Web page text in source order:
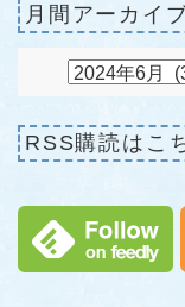
月間アーカイ
RSS購読はこ